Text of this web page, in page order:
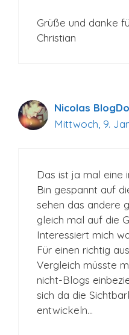
Grüße und danke
Christian
Nicolas
Mittwoch, 9.
Das ist ja mal eine
Bin gespannt auf
sehen das andere
gleich mal auf die
Interessiert mich
Für einen richtig
Vergleich müsste
nicht-Blogs
sich da die
entwickeln…